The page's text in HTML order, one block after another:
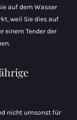
auf dem Wasser
weil Sie dies auf
einem Tender der
nicht umsonst für